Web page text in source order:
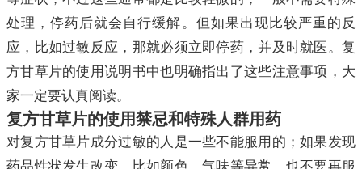
处理，停药后就会自行缓解。但如果出现比较严重的反
应，比如过敏反应，那就必须立即停药，并及时就医。复
方甘草片的使用说明书中也明确指出了这些注意事项，大
家一定要认真阅读。
复方甘草片的使用禁忌和特殊人群用药
对复方甘草片成分过敏的人是一些不能服用的；如果发现